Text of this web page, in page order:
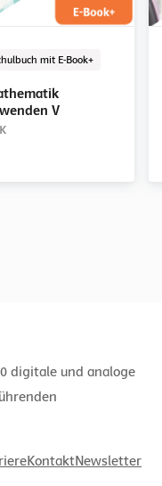
mit E-Book+
V
II
III
digitale und analoge
KontaktNewsletter